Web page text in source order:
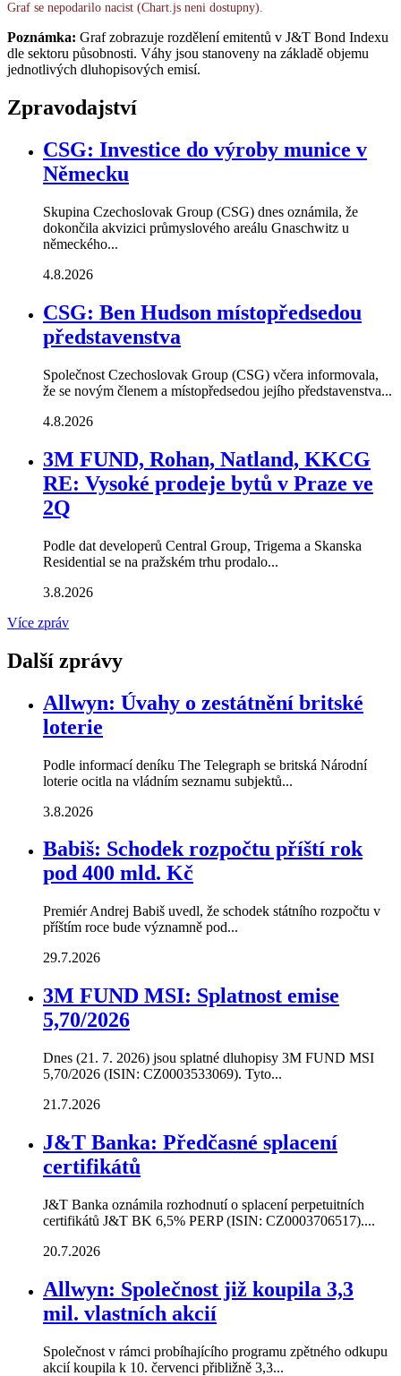
Graf se nepodarilo nacist (Chart.js neni dostupny).
Poznámka: Graf zobrazuje rozdělení emitentů v J&T Bond Indexu
dle sektoru působnosti. Váhy jsou stanoveny na základě objemu
jednotlivých dluhopisových emisí.
Zpravodajství
CSG: Investice do výroby munice v
Německu
Skupina Czechoslovak Group (CSG) dnes oznámila, že
dokončila akvizici průmyslového areálu Gnaschwitz u
německého...
4.8.2026
CSG: Ben Hudson místopředsedou
představenstva
Společnost Czechoslovak Group (CSG) včera informovala,
že se novým členem a místopředsedou jejího představenstva...
4.8.2026
3M FUND, Rohan, Natland, KKCG
RE: Vysoké prodeje bytů v Praze ve
2Q
Podle dat developerů Central Group, Trigema a Skanska
Residential se na pražském trhu prodalo...
3.8.2026
Více zpráv
Další zprávy
Allwyn: Úvahy o zestátnění britské
loterie
Podle informací deníku The Telegraph se britská Národní
loterie ocitla na vládním seznamu subjektů...
3.8.2026
Babiš: Schodek rozpočtu příští rok
pod 400 mld. Kč
Premiér Andrej Babiš uvedl, že schodek státního rozpočtu v
příštím roce bude významně pod...
29.7.2026
3M FUND MSI: Splatnost emise
5,70/2026
Dnes (21. 7. 2026) jsou splatné dluhopisy 3M FUND MSI
5,70/2026 (ISIN: CZ0003533069). Tyto...
21.7.2026
J&T Banka: Předčasné splacení
certifikátů
J&T Banka oznámila rozhodnutí o splacení perpetuitních
certifikátů J&T BK 6,5% PERP (ISIN: CZ0003706517)....
20.7.2026
Allwyn: Společnost již koupila 3,3
mil. vlastních akcií
Společnost v rámci probíhajícího programu zpětného odkupu
akcií koupila k 10. červenci přibližně 3,3...